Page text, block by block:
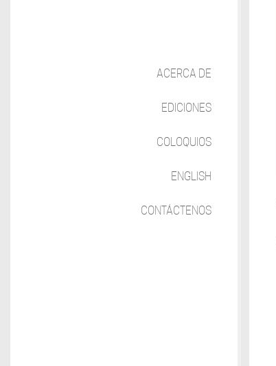
ACERCA DE
EDICIONES
COLOQUIOS
ENGLISH
CONTÁCTENOS